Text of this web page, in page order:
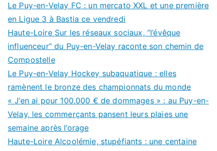
Le Puy-en-Velay FC : un mercato XXL et une première
en Ligue 3 à Bastia ce vendredi
Haute-Loire Sur les réseaux sociaux, “l’évêque
influenceur” du Puy-en-Velay raconte son chemin de
Compostelle
Le Puy-en-Velay Hockey subaquatique : elles
ramènent le bronze des championnats du monde
« J’en ai pour 100.000 € de dommages » : au Puy-en-
Velay, les commerçants pansent leurs plaies une
semaine après l’orage
Haute-Loire Alcoolémie, stupéfiants : une centaine